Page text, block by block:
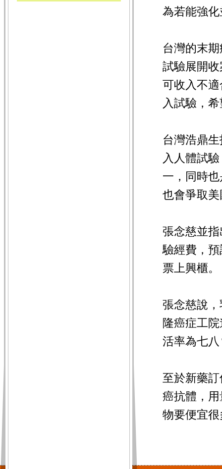
為若能強
台灣的末
試驗展開
可收入不
入試驗，
台灣浩鼎
入人體試
一，同時
也會爭取
張念慈並
驗經費，
票上興櫃。
張念慈說
隆癌症工
活率為七
至於新藥
癌抗體，
物要便宜